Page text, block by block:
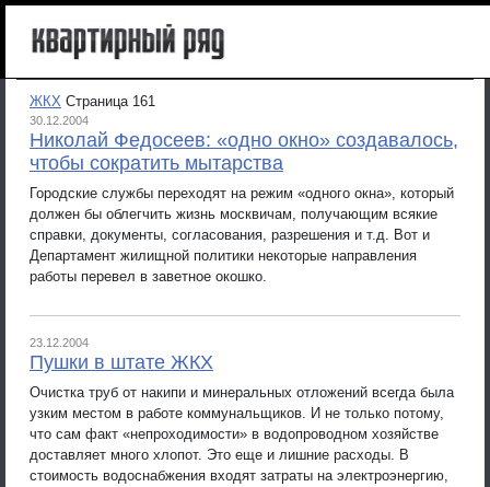
ЖКХ Страница 161
30.12.2004
Николай Федосеев: «одно окно» создавалось,
чтобы сократить мытарства
Городские службы переходят на режим «одного окна», который
должен бы облегчить жизнь москвичам, получающим всякие
справки, документы, согласования, разрешения и т.д. Вот и
Департамент жилищной политики некоторые направления
работы перевел в заветное окошко.
23.12.2004
Пушки в штате ЖКХ
Очистка труб от накипи и минеральных отложений всегда была
узким местом в работе коммунальщиков. И не только потому,
что сам факт «непроходимости» в водопроводном хозяйстве
доставляет много хлопот. Это еще и лишние расходы. В
стоимость водоснабжения входят затраты на электроэнергию,